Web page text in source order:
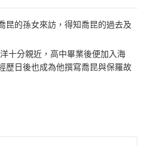
昆的孫女來訪，得知喬昆的過去及
十分親近，高中畢業後便加入海
歷日後也成為他撰寫喬昆與保羅故